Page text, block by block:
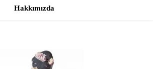
Hakkımızda